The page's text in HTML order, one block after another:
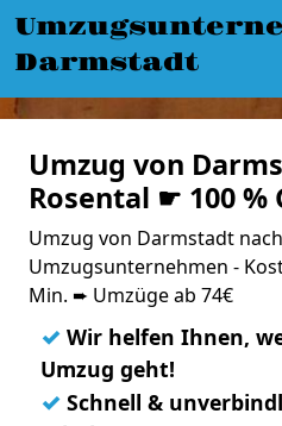
Darmstadt
Umzug von
Rosental ☛ 100
Umzug von Darmstadt
Umzugsunternehmen -
Min. ➨ Umzüge ab 74€
✓ Wir helfen Ihnen,
Umzug geht!
✓ Schnell &